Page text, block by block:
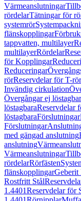
Värmeanslutningar
rördelarTätningar för
systemrör
flänskopplingar
tappvatten, multilayer
multilayerRördelar
för Kopplingar
Reduceringar
rörReservdelar för T-rör
Invändig cirkulation
Övergångar ej
löstagbaraReservdelar
löstagbaraFörslutningar
Förslutningar
med gängad anslutning
anslutning
Värmeanslutningar
rördelarRörfästen
flänskopplingarGeberit
Rostfritt Stål
1.4401Reservdelar för